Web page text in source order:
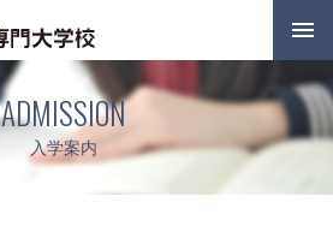
ADMISSION
入学案内